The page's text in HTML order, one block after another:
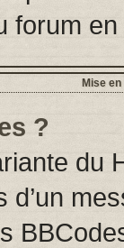
forum
Mise
?
du